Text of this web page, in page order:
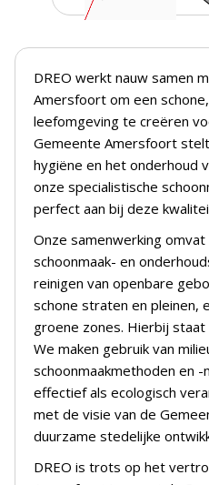
DREO werkt nauw samen
Amersfoort om een
leefomgeving te creëren
Gemeente Amersfoort
hygiëne en het onderhoud
onze specialistische
perfect aan bij deze
Onze samenwerking omvat
schoonmaak- en
reinigen van openbare
schone straten en pleinen,
groene zones. Hierbij staat
We maken gebruik van
schoonmaakmethoden en
effectief als ecologisch
met de visie van de
duurzame stedelijke
DREO is trots op het